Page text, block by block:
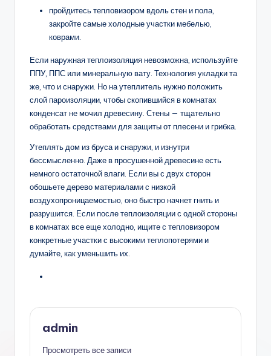
пройдитесь тепловизором вдоль стен и пола,
закройте самые холодные участки мебелью,
коврами.
Если наружная теплоизоляция невозможна, используйте
ППУ, ППС или минеральную вату. Технология укладки та
же, что и снаружи. Но на утеплитель нужно положить
слой пароизоляции, чтобы скопившийся в комнатах
конденсат не мочил древесину. Стены — тщательно
обработать средствами для защиты от плесени и грибка.
Утеплять дом из бруса и снаружи, и изнутри
бессмысленно. Даже в просушенной древесине есть
немного остаточной влаги. Если вы с двух сторон
обошьете дерево материалами с низкой
воздухопроницаемостью, оно быстро начнет гнить и
разрушится. Если после теплоизоляции с одной стороны
в комнатах все еще холодно, ищите с тепловизором
конкретные участки с высокими теплопотерями и
думайте, как уменьшить их.
admin
Просмотреть все записи